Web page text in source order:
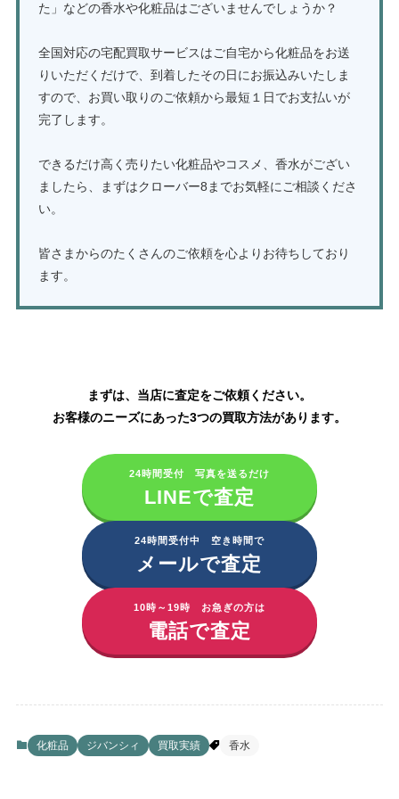
た」などの香水や化粧品はございませんでしょうか？
全国対応の宅配買取サービスはご自宅から化粧品をお送
りいただくだけで、到着したその日にお振込みいたしま
すので、お買い取りのご依頼から最短１日でお支払いが
完了します。
できるだけ高く売りたい化粧品やコスメ、香水がござい
ましたら、まずはクローバー8までお気軽にご相談くださ
い。
皆さまからのたくさんのご依頼を心よりお待ちしており
ます。
まずは、当店に査定をご依頼ください。
お客様のニーズにあった3つの買取方法があります。
24時間受付 写真を送るだけ
LINEで査定
24時間受付中 空き時間で
メールで査定
10時～19時 お急ぎの方は
電話で査定
化粧品 ジバンシィ 買取実績 香水